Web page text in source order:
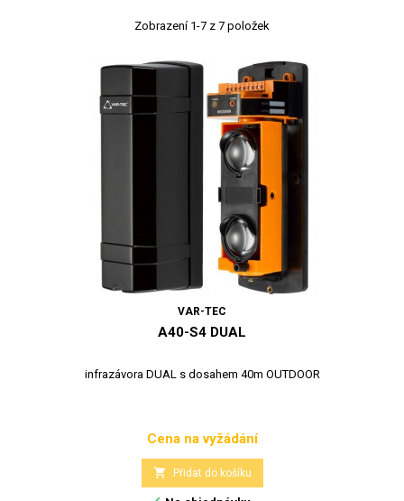
Zobrazení 1-7 z 7 položek
VAR-TEC
A40-S4 DUAL
infrazávora DUAL s dosahem 40m OUTDOOR
Cena
Cena na vyžádání
 Přidat do košíku